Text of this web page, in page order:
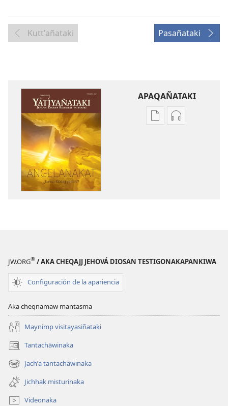
Kuttʼañataki Pasañataki
APAQAÑATAKI
Aka Aka
JW.ORG® / AKA CHEQAJJ JEHOVÁ DIOSAN TESTIGONAKAPANKIWA
Configuración de la apariencia
Aka cheqnamaw mantasma
Maynimp visitayasiñataki
Tantachäwinaka
(opens
new
window)
Jachʼa tantachäwinaka
(opens
new
window)
Jichhak misturinaka
Videonaka